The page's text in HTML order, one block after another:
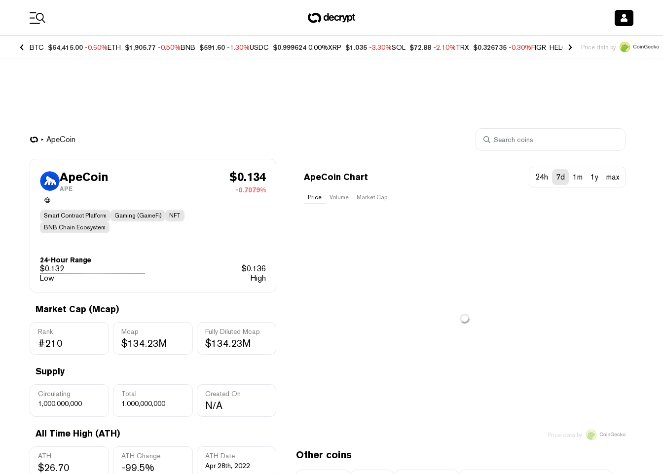
BTC $64,415.00 -0.60%ETH $1,905.77 -0.50%BNB $591.60 -1.30%USDC $0.999624 0.00%XRP $1.035 -3.30%SOL $72.88 -2.10%TRX $0.326735 -0.30%FIGR_HELOC $1.02 -0.80% HYPE $55.89
Price data by
ApeCoin
ApeCoin
APE
$0.134
-0.7079%
Smart Contract Platform Gaming (GameFi)
NFT
BNB Chain Ecosystem
24-Hour Range
$0.132 $0.136
Low
High
Market Cap (Mcap)
Rank
#210
Mcap
$134.23M
Fully Diluted Mcap
$134.23M
Supply
Circulating
1,000,000,000
Total
1,000,000,000
Created On
N/A
All Time High (ATH)
ATH
$26.70
ATH Change
-99.5%
ATH Date
Apr 28th, 2022
ApeCoin Chart 24h 7d 1m 1y max
Price Volume Market Cap
Price data by
Other coins